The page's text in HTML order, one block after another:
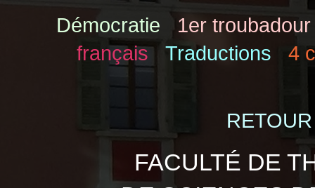
Démocratie
1er troubadour
français
Traductions 4
RETOUR
FACULTÉ DE